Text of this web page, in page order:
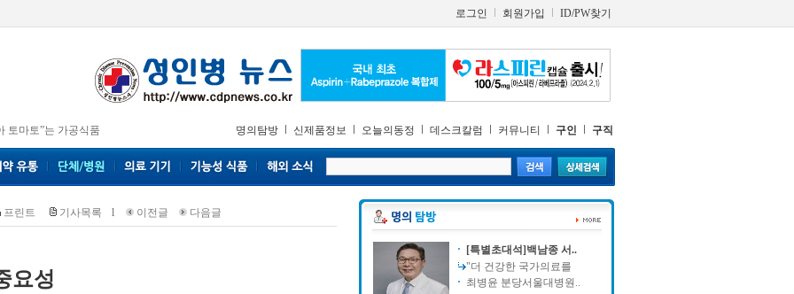
로그인 회원가입 ID/PW찾기
토마토”는 가공식품 명의탐방 신제품정보 오늘의동정 데스크칼럼 커뮤니티 구인 구직
프린트 기사목록 l 이전글 다음글
요성
[특별초대석]백남종 서..
"더 건강한 국가의료를
최병윤 분당서울대병원..